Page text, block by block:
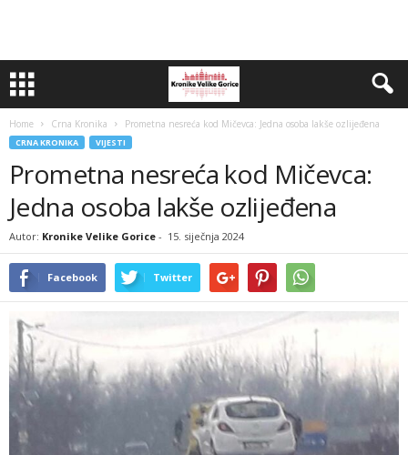
Home Crna Kronika Prometna nesreća kod Mičevca: Jedna osoba lakše ozlijeđena
CRNA KRONIKA VIJESTI
Prometna nesreća kod Mičevca:
Jedna osoba lakše ozlijeđena
Autor: Kronike Velike Gorice - 15. siječnja 2024
Facebook Twitter